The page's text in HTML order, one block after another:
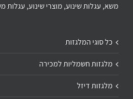
משא, עגלות שינוע, מוצרי שינוע, עגלות
כל סוגי המלגזות
מלגזות חשמליות למכירה
מלגזות דיזל